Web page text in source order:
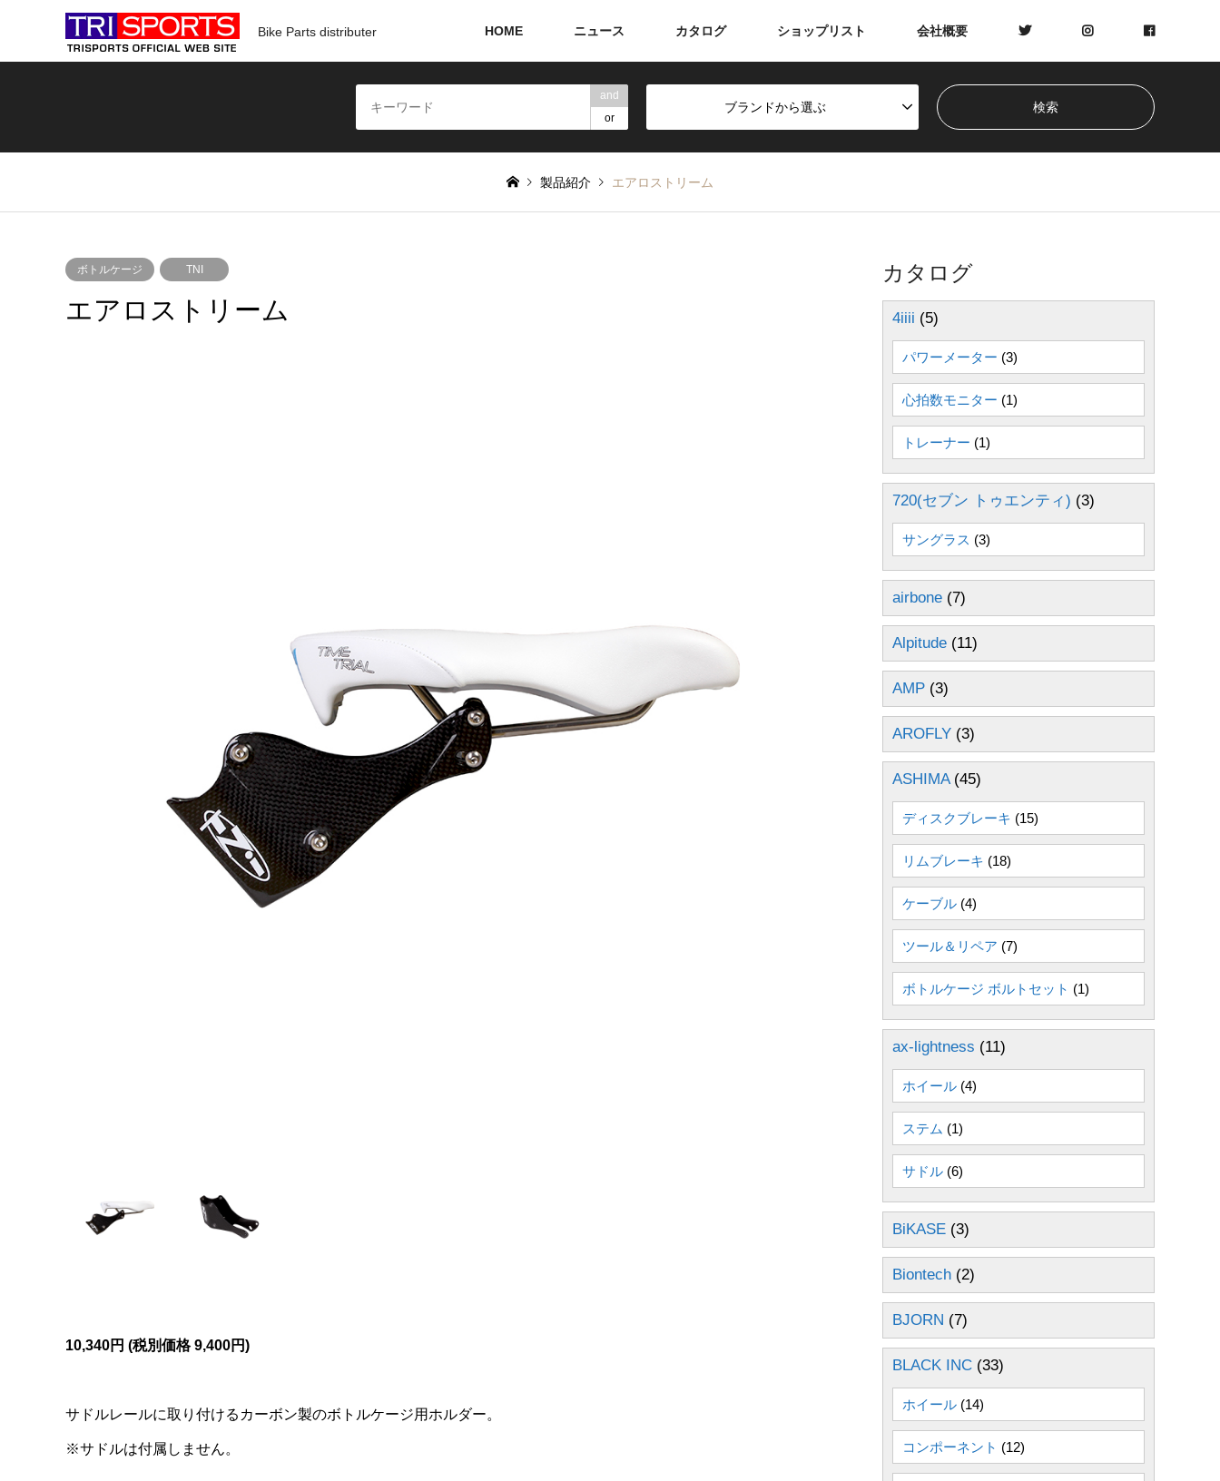
Bike Parts distributer HOME ニュース カタログ ショップリスト 会社概要
and
or
ブランドから選ぶ
製品紹介 エアロストリーム
ボトルケージ TNI
エアロストリーム
10,340円 (税別価格 9,400円)
サドルレールに取り付けるカーボン製のボトルケージ用ホルダー。
※サドルは付属しません。
カタログ
4iiii (5)
パワーメーター (3)
心拍数モニター (1)
トレーナー (1)
720(セブン トゥエンティ) (3)
サングラス (3)
airbone (7)
Alpitude (11)
AMP (3)
AROFLY (3)
ASHIMA(45)
ディスクブレーキ (15)
リムブレーキ (18)
ケーブル (4)
ツール＆リペア (7)
ボトルケージ ボルトセット (1)
ax-lightness (11)
ホイール (4)
ステム (1)
サドル (6)
BiKASE (3)
Biontech (2)
BJORN (7)
BLACK INC (33)
ホイール (14)
コンポーネント (12)